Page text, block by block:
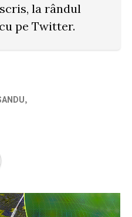
la rândul
pe Twitter.